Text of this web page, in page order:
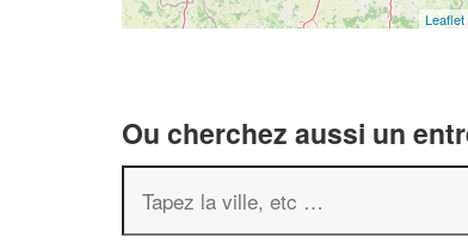
Leaflet
Ou cherchez aussi un